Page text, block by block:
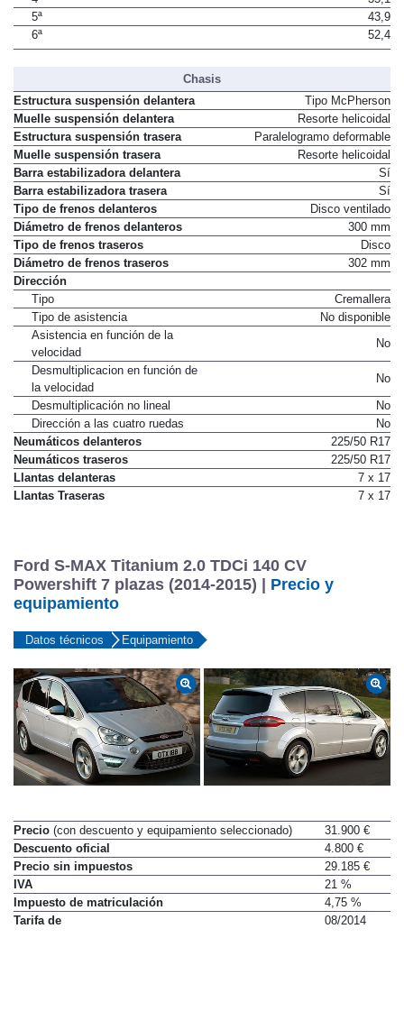
5ª
43,9
6ª
52,4
Chasis
Estructura suspensión delantera
Tipo McPherson
Muelle suspensión delantera
Resorte helicoidal
Estructura suspensión trasera
Paralelogramo deformable
Muelle suspensión trasera
Resorte helicoidal
Barra estabilizadora delantera
Sí
Barra estabilizadora trasera
Sí
Tipo de frenos delanteros
Disco ventilado
Diámetro de frenos delanteros
300 mm
Tipo de frenos traseros
Disco
Diámetro de frenos traseros
302 mm
Dirección
Tipo
Cremallera
Tipo de asistencia
No disponible
Asistencia en función de la
velocidad
No
Desmultiplicacion en función de
la velocidad
No
Desmultiplicación no lineal
No
Dirección a las cuatro ruedas
No
Neumáticos delanteros
225/50 R17
Neumáticos traseros
225/50 R17
Llantas delanteras
7 x 17
Llantas Traseras
7 x 17
Ford S-MAX Titanium 2.0 TDCi 140 CV
Powershift 7 plazas (2014-2015) | Precio y
equipamiento
Datos técnicos Equipamiento
Precio (con descuento y equipamiento seleccionado)
31.900 €
Descuento oficial
4.800 €
Precio sin impuestos
29.185 €
IVA
21 %
Impuesto de matriculación
4,75 %
Tarifa de
08/2014